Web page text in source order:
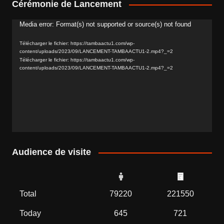
Cérémonie de Lancement
Lecteur
Media error: Format(s) not supported or source(s) not found
Télécharger le fichier: https://tambaactu1.com/wp-
content/uploads/2023/09/LANCEMENT-TAMBAACTU1-2.mp4?_=2
Télécharger le fichier: https://tambaactu1.com/wp-
content/uploads/2023/09/LANCEMENT-TAMBAACTU1-2.mp4?_=2
Audience de visite
Total 79220 221550
Today 645 721